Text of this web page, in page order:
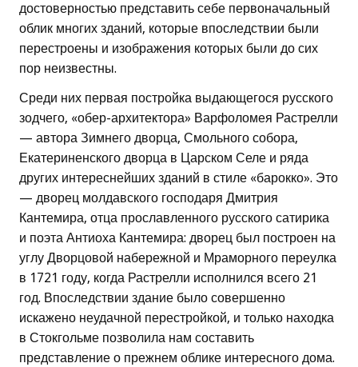
достоверностью представить себе первоначальный
облик многих зданий, которые впоследствии были
перестроены и изображения которых были до сих
пор неизвестны.
Среди них первая постройка выдающегося русского
зодчего, «обер-архитектора» Варфоломея Растрелли
— автора Зимнего дворца, Смольного собора,
Екатериненского дворца в Царском Селе и ряда
других интереснейших зданий в стиле «барокко». Это
— дворец молдавского господаря Дмитрия
Кантемира, отца прославленного русского сатирика
и поэта Антиоха Кантемира: дворец был построен на
углу Дворцовой набережной и Мраморного переулка
в 1721 году, когда Растрелли исполнился всего 21
год. Впоследствии здание было совершенно
искажено неудачной перестройкой, и только находка
в Стокгольме позволила нам составить
представление о прежнем облике интересного дома.